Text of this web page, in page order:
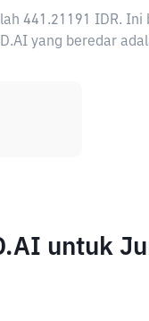
441.21191 IDR. Ini
yang beredar
untuk